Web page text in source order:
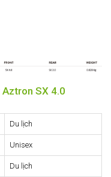
SX 4.0
Du lịch
Unisex
Du lịch